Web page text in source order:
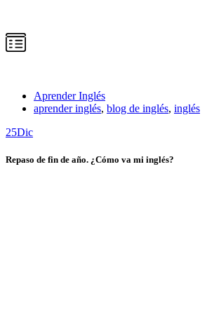
Aprender Inglés
aprender inglés, blog de inglés, inglés
25Dic
Repaso de fin de año. ¿Cómo va mi inglés?